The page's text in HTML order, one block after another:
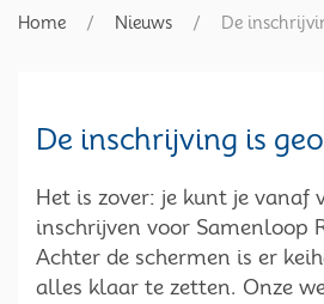
Home Nieuws De
De inschrijving is
Het is zover: je kunt je vanaf
inschrijven voor Samenloop
Achter de schermen is er
alles klaar te zetten. Onze